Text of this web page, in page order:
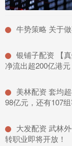
牛势策略 关于
银铺子配资 【
净流出超200亿港元
美林配资 套均
98亿元，还有107
大发配资 武林
转职业即将开放！